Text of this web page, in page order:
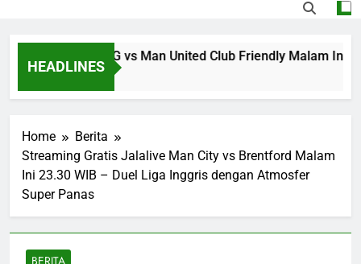
HEADLINES
Streaming PSG vs Man United Club Friendly Malam Ini
Home
Berita
Streaming Gratis Jalalive Man City vs Brentford Malam
Ini 23.30 WIB – Duel Liga Inggris dengan Atmosfer
Super Panas